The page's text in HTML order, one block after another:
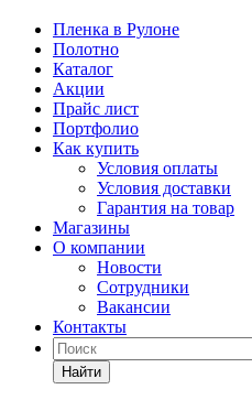
Пленка в Рулоне
Полотно
Каталог
Акции
Прайс лист
Портфолио
Как купить
Условия оплаты
Условия доставки
Гарантия на товар
Магазины
О компании
Новости
Сотрудники
Вакансии
Контакты
Найти